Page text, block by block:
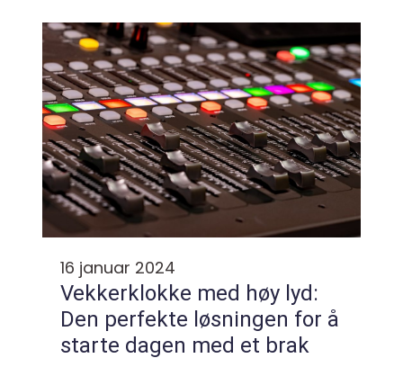
produsentene klart å skape kraftfulle
høyttalere s...
16 januar 2024
Vekkerklokke med høy lyd:
Den perfekte løsningen for å
starte dagen med et brak